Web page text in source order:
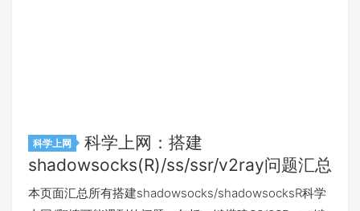
科学上网
科学上网：搭建
shadowsocks(R)/ss/ssr/v2ray问题汇总
本页面汇总所有搭建shadowsocks/shadowsocksR科学